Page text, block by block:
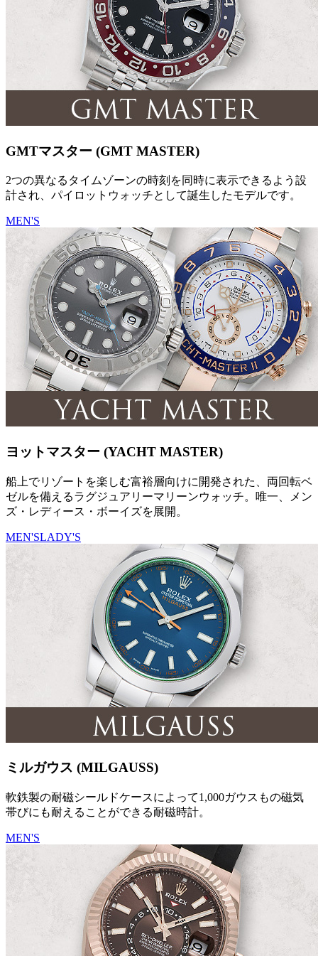
GMTマスター (GMT MASTER)
2つの異なるタイムゾーンの時刻を同時に表示できるよう設
計され、パイロットウォッチとして誕生したモデルです。
MEN'S
ヨットマスター (YACHT MASTER)
船上でリゾートを楽しむ富裕層向けに開発された、両回転ベ
ゼルを備えるラグジュアリーマリーンウォッチ。唯一、メン
ズ・レディース・ボーイズを展開。
MEN'SLADY'S
ミルガウス (MILGAUSS)
軟鉄製の耐磁シールドケースによって1,000ガウスもの磁気
帯びにも耐えることができる耐磁時計。
MEN'S